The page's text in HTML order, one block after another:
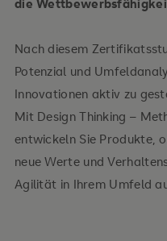
die
Nach diesem
Potenzial und
Innovationen aktiv zu
Mit Design Thinking –
entwickeln Sie Produkte,
neue Werte und
Agilität in Ihrem Umfeld